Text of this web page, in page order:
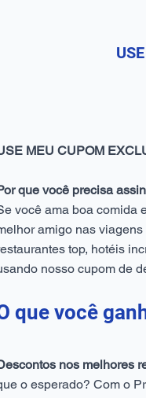
MEU CUPOM
que você precisa
você ama boa comida
amigo nas
top, hotéis
nosso cupom de
que você
nos melhores
o esperado? Com o